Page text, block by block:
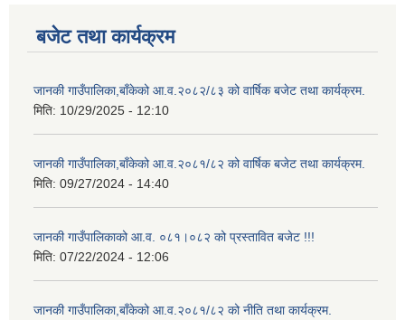
बजेट तथा कार्यक्रम
जानकी गाउँपालिका,बाँकेको आ.व.२०८२/८३ को वार्षिक बजेट तथा कार्यक्रम.
मिति: 10/29/2025 - 12:10
जानकी गाउँपालिका,बाँकेको आ.व.२०८१/८२ को वार्षिक बजेट तथा कार्यक्रम.
मिति: 09/27/2024 - 14:40
जानकी गाउँपालिकाको आ.व. ०८१।०८२ को प्रस्तावित बजेट !!!
मिति: 07/22/2024 - 12:06
जानकी गाउँपालिका,बाँकेको आ.व.२०८१/८२ को नीति तथा कार्यक्रम.